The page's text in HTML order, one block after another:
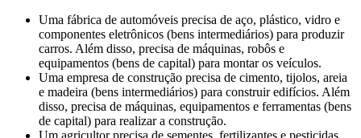
Uma fábrica de automóveis precisa de aço, plástico, vidro e
componentes eletrônicos (bens intermediários) para produzir
carros. Além disso, precisa de máquinas, robôs e
equipamentos (bens de capital) para montar os veículos.
Uma empresa de construção precisa de cimento, tijolos, areia
e madeira (bens intermediários) para construir edifícios. Além
disso, precisa de máquinas, equipamentos e ferramentas (bens
de capital) para realizar a construção.
Um agricultor precisa de sementes, fertilizantes e pesticidas